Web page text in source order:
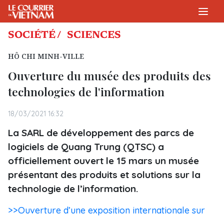
SOCIÉTÉ / SCIENCES
HÔ CHI MINH-VILLE
Ouverture du musée des produits des
technologies de l'information
18/03/2021 16:32
La SARL de développement des parcs de
logiciels de Quang Trung (QTSC) a
officiellement ouvert le 15 mars un musée
présentant des produits et solutions sur la
technologie de l’information.
>>Ouverture d’une exposition internationale sur